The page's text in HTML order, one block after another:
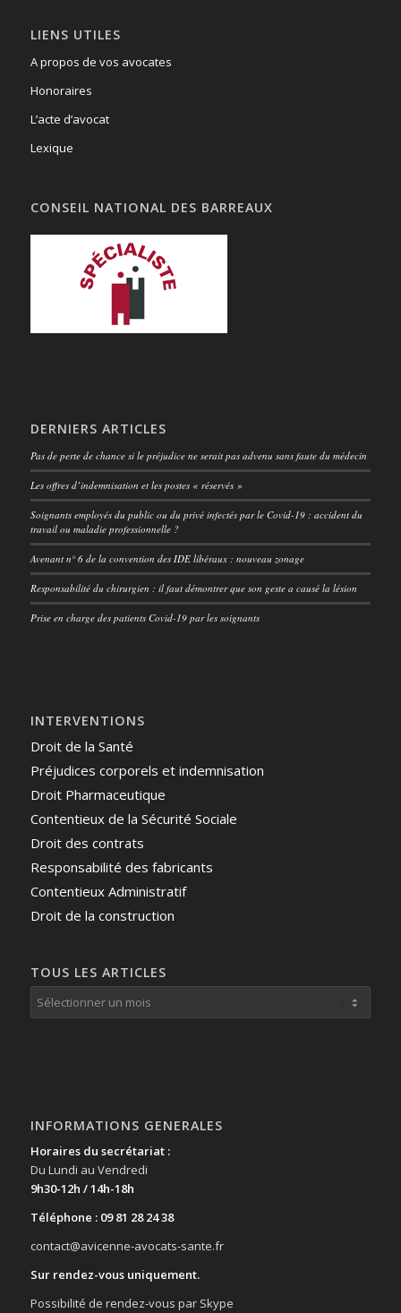
LIENS UTILES
A propos de vos avocates
Honoraires
L’acte d’avocat
Lexique
CONSEIL NATIONAL DES BARREAUX
DERNIERS ARTICLES
Pas de perte de chance si le préjudice ne serait pas advenu sans faute du médecin
Les offres d’indemnisation et les postes « réservés »
Soignants employés du public ou du privé infectés par le Covid-19 : accident du
travail ou maladie professionnelle ?
Avenant n° 6 de la convention des IDE libéraux : nouveau zonage
Responsabilité du chirurgien : il faut démontrer que son geste a causé la lésion
Prise en charge des patients Covid-19 par les soignants
INTERVENTIONS
Droit de la Santé
Préjudices corporels et indemnisation
Droit Pharmaceutique
Contentieux de la Sécurité Sociale
Droit des contrats
Responsabilité des fabricants
Contentieux Administratif
Droit de la construction
TOUS LES ARTICLES
INFORMATIONS GENERALES
Horaires du secrétariat :
Du Lundi au Vendredi
9h30-12h / 14h-18h
Téléphone : 09 81 28 24 38
contact@avicenne-avocats-sante.fr
Sur rendez-vous uniquement.
Possibilité de rendez-vous par Skype